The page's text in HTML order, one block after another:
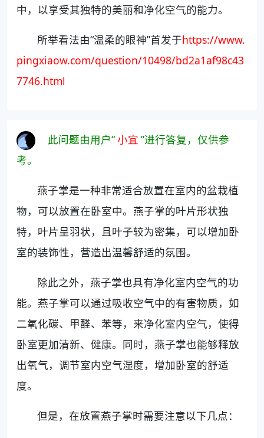
中，以享受其独特的美丽和净化空气的能力。
所举看法由“温柔的眼神”首发于https://www.
pingxiaow.com/question/10498/bd2a1af98c43
7746.html
此问题由用户“小宜 ”进行答复，仅供参
考。
燕子掌是一种非常适合放置在室内的盆栽植
物，可以放置在卧室中。燕子掌的叶片形状独
特，叶片呈羽状，且叶子较为密集，可以增加卧
室的装饰性，营造出温馨舒适的氛围。
除此之外，燕子掌也具有净化室内空气的功
能。燕子掌可以通过吸收空气中的有害物质，如
二氧化碳、甲醛、苯等，来净化室内空气，使得
卧室更加清新、健康。同时，燕子掌也能够释放
出氧气，调节室内空气湿度，增加卧室的舒适
度。
但是，在放置燕子掌时需要注意以下几点：